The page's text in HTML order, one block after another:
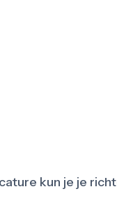
kun je je